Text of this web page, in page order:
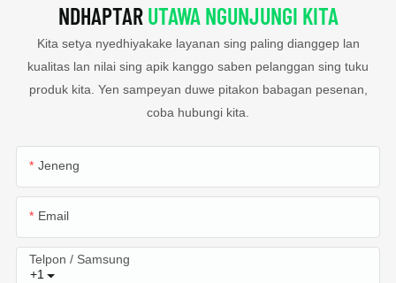
NDHAPTARUTAWA NGUNJUNGI KITA
Kita setya nyedhiyakake layanan sing paling dianggep lan
kualitas lan nilai sing apik kanggo saben pelanggan sing tuku
produk kita. Yen sampeyan duwe pitakon babagan pesenan,
coba hubungi kita.
Jeneng
Email
+1
Telpon / Samsung